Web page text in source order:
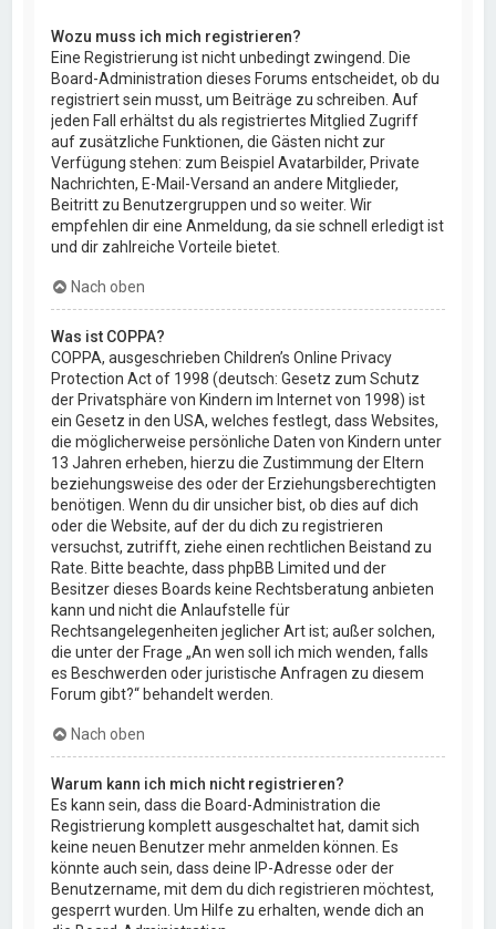
Wozu muss ich mich registrieren?
Eine Registrierung ist nicht unbedingt zwingend. Die
Board-Administration dieses Forums entscheidet, ob du
registriert sein musst, um Beiträge zu schreiben. Auf
jeden Fall erhältst du als registriertes Mitglied Zugriff
auf zusätzliche Funktionen, die Gästen nicht zur
Verfügung stehen: zum Beispiel Avatarbilder, Private
Nachrichten, E-Mail-Versand an andere Mitglieder,
Beitritt zu Benutzergruppen und so weiter. Wir
empfehlen dir eine Anmeldung, da sie schnell erledigt ist
und dir zahlreiche Vorteile bietet.
Nach oben
Was ist COPPA?
COPPA, ausgeschrieben Children’s Online Privacy
Protection Act of 1998 (deutsch: Gesetz zum Schutz
der Privatsphäre von Kindern im Internet von 1998) ist
ein Gesetz in den USA, welches festlegt, dass Websites,
die möglicherweise persönliche Daten von Kindern unter
13 Jahren erheben, hierzu die Zustimmung der Eltern
beziehungsweise des oder der Erziehungsberechtigten
benötigen. Wenn du dir unsicher bist, ob dies auf dich
oder die Website, auf der du dich zu registrieren
versuchst, zutrifft, ziehe einen rechtlichen Beistand zu
Rate. Bitte beachte, dass phpBB Limited und der
Besitzer dieses Boards keine Rechtsberatung anbieten
kann und nicht die Anlaufstelle für
Rechtsangelegenheiten jeglicher Art ist; außer solchen,
die unter der Frage „An wen soll ich mich wenden, falls
es Beschwerden oder juristische Anfragen zu diesem
Forum gibt?“ behandelt werden.
Nach oben
Warum kann ich mich nicht registrieren?
Es kann sein, dass die Board-Administration die
Registrierung komplett ausgeschaltet hat, damit sich
keine neuen Benutzer mehr anmelden können. Es
könnte auch sein, dass deine IP-Adresse oder der
Benutzername, mit dem du dich registrieren möchtest,
gesperrt wurden. Um Hilfe zu erhalten, wende dich an